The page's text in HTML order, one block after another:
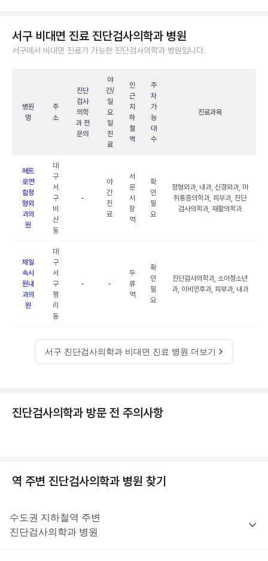
서구 비대면 진료 진단검사의학과 병원
서구에서 비대면 진료가 가능한 진단검사의학과 병원입니다.
병원
명
주
소
진단
검사
의학
과 전
문의
야
간/
일
요
일
진
료
인
근
지
하
철
역
주
차
가
능
대
수
진료과목
메트
로연
합정
형외
과의
원
대
구
서
구
비
산
동
-
야
간
진
료
서
문
시
장
역
확
인
필
요
정형외과, 내과, 신경외과, 마
취통증의학과, 피부과, 진단
검사의학과, 재활의학과
제일
속시
원내
과의
원
대
구
서
구
평
리
동
- -
두
류
역
확
인
필
요
진단검사의학과, 소아청소년
과, 이비인후과, 피부과, 내과
서구 진단검사의학과 비대면 진료 병원 더보기
진단검사의학과 방문 전 주의사항
역 주변 진단검사의학과 병원 찾기
수도권 지하철역 주변
진단검사의학과 병원